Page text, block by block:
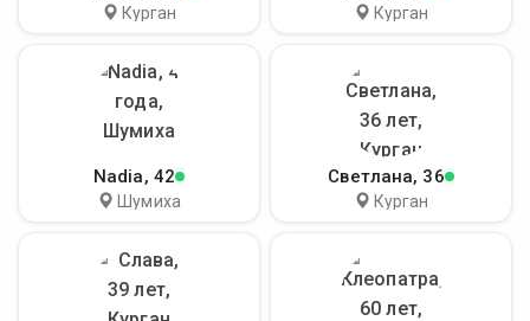
Курган Курган
Nadia, 42
Шумиха
Светлана, 36
Курган